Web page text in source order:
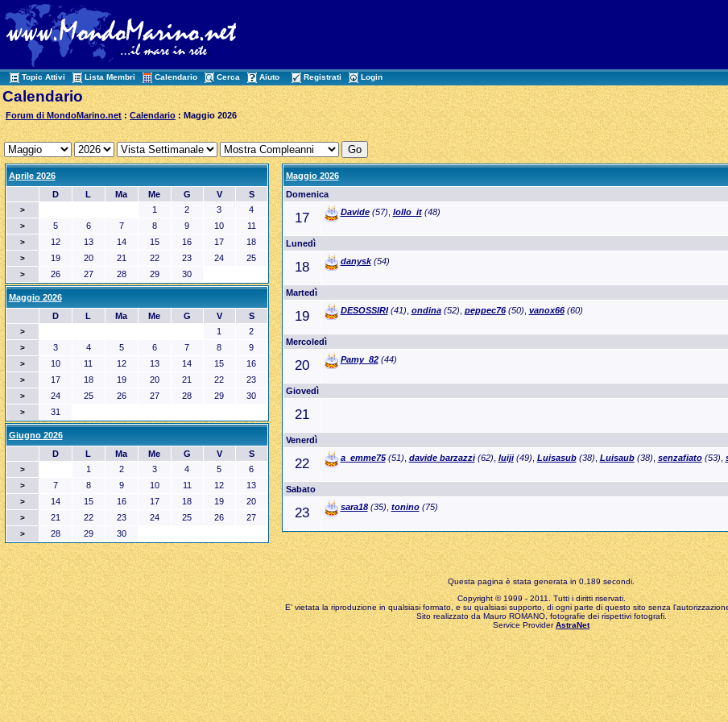
Topic Attivi Lista Membri Calendario Cerca Aiuto Registrati Login
Calendario
Forum di MondoMarino.net :Calendario : Maggio 2026
Aprile 2026
D
L Ma Me G V S
> 1 2 3 4
> 5 6 7 8 9 10 11
> 12 13 14 15 16 17 18
> 19 20 21 22 23 24 25
> 26 27 28 29 30
Maggio 2026
Domenica
17 Davide(57), lollo_it(48)
Lunedì
18 danysk(54)
Martedì
19 DESOSSIRI(41), ondina(52), peppec76(50), vanox66(60)
Mercoledì
20 Pamy_82(44)
Giovedì
21
Venerdì
22 a_emme75(51), davide barzazzi(62), luiji(49), Luisasub(38), Luisaub(38), senzafiato(53),
Sabato
23 sara18(35), tonino(75)
Maggio 2026
D
L Ma Me G V S
> 1 2
> 3 4 5 6 7 8 9
> 10 11 12 13 14 15 16
> 17 18 19 20 21 22 23
> 24 25 26 27 28 29 30
> 31
Giugno 2026
D
L Ma Me G V S
> 1 2 3 4 5 6
> 7 8 9 10 11 12 13
> 14 15 16 17 18 19 20
> 21 22 23 24 25 26 27
> 28 29 30
Questa pagina è stata generata in 0,189 secondi.
Copyright © 1999 - 2011. Tutti i diritti riservati.
E' vietata la riproduzione in qualsiasi formato, e su qualsiasi supporto, di ogni parte di questo sito senza
Sito realizzato da Mauro ROMANO, fotografie dei rispettivi fotografi.
Service ProviderAstraNet